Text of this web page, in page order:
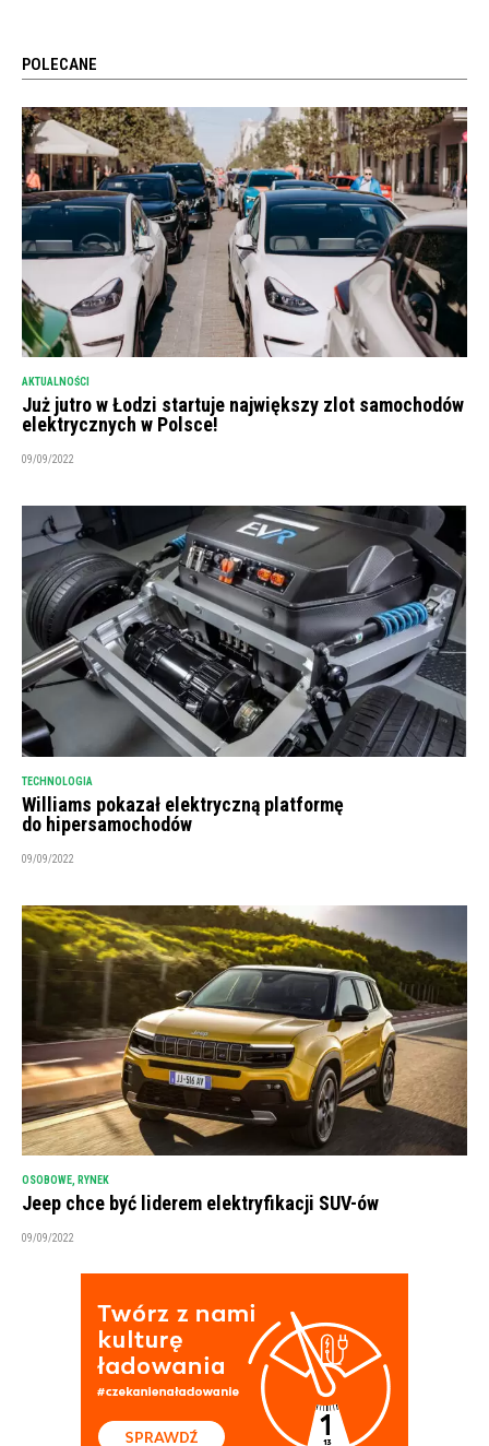
POLECANE
AKTUALNOŚCI
Już jutro w Łodzi startuje największy zlot samochodów
elektrycznych w Polsce!
09/09/2022
TECHNOLOGIA
Williams pokazał elektryczną platformę
do hipersamochodów
09/09/2022
OSOBOWE RYNEK
Jeep chce być liderem elektryfikacji SUV-ów
09/09/2022